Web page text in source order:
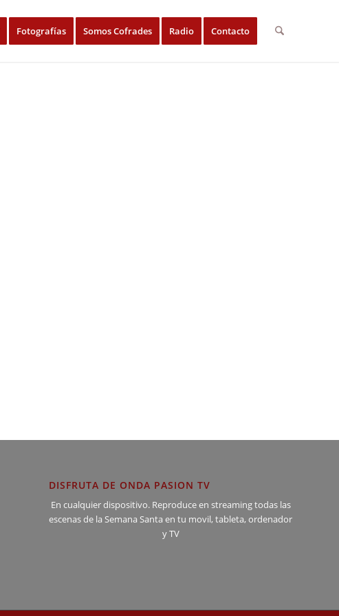
Fotografías Somos Cofrades Radio Contacto
DISFRUTA DE ONDA PASION TV
En cualquier dispositivo. Reproduce en streaming todas las
escenas de la Semana Santa en tu movil, tableta, ordenador
y TV